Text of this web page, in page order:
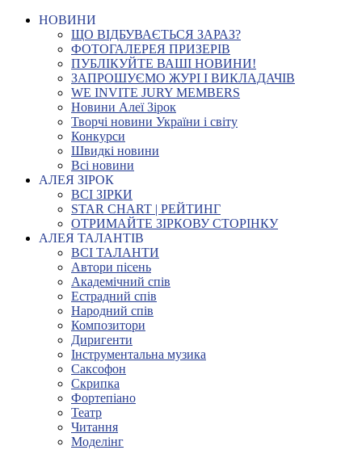
НОВИНИ
ЩО ВІДБУВАЄТЬСЯ ЗАРАЗ?
ФОТОГАЛЕРЕЯ ПРИЗЕРІВ
ПУБЛІКУЙТЕ ВАШІ НОВИНИ!
ЗАПРОШУЄМО ЖУРІ І ВИКЛАДАЧІВ
WE INVITE JURY MEMBERS
Новини Алеї Зірок
Творчі новини України і світу
Конкурси
Швидкі новини
Всі новини
АЛЕЯ ЗІРОК
ВСІ ЗІРКИ
STAR CHART | РЕЙТИНГ
ОТРИМАЙТЕ ЗІРКОВУ СТОРІНКУ
АЛЕЯ ТАЛАНТІВ
ВСІ ТАЛАНТИ
Автори пісень
Академічний спів
Естрадний спів
Народний спів
Композитори
Диригенти
Інструментальна музика
Саксофон
Скрипка
Фортепіано
Театр
Читання
Моделінг